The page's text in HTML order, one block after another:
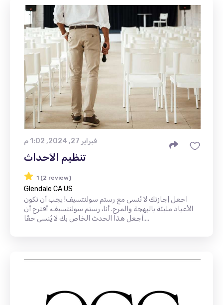
فبراير 27, 2024, 1:02 م
تنظيم الأحداث
1 (2 review)
Glendale CA US
اجعل إجازتك لا تُنسى مع رستم سولنتسيف! يجب أن تكون
الأعياد مليئة بالبهجة والمرح. أنا، رستم سولنتسيف، أقترح أن
أجعل هذا الحدث الخاص بك لا يُنسى حقًا....